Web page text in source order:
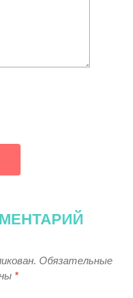
Обязательные
*